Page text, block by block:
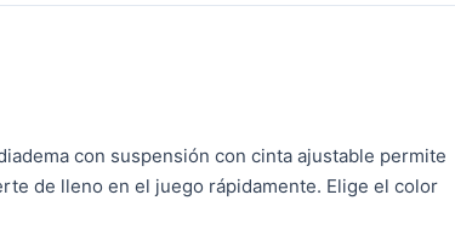
con suspensión con cinta ajustable permite
de lleno en el juego rápidamente. Elige el color